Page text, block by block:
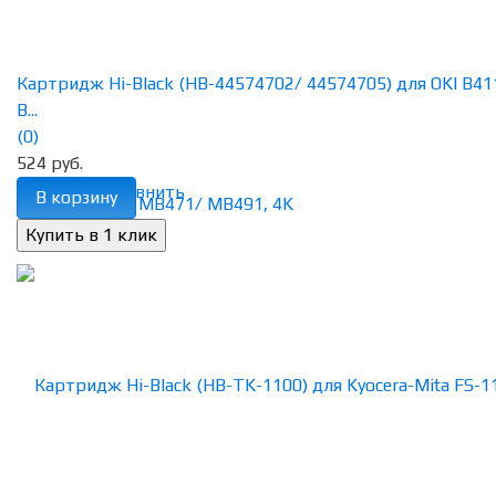
избранное сравнить
Картридж Hi-Black (HB-44574702/ 44574705) для OKI
B...
(0)
524 руб.
В корзину